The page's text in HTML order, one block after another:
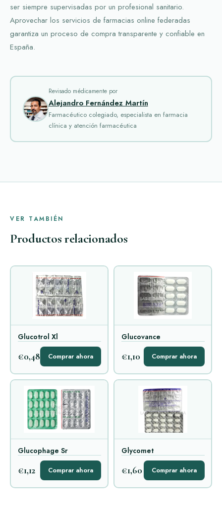
ser siempre supervisadas por un profesional sanitario.
Aprovechar los servicios de farmacias online federadas
garantiza un proceso de compra transparente y confiable en
España.
Revisado médicamente por
Alejandro Fernández Martín
Farmacéutico colegiado, especialista en farmacia
clínica y atención farmacéutica
VER TAMBIÉN
Productos relacionados
Glucotrol Xl
€0,48 Comprar ahora
Glucovance
€1,10 Comprar ahora
Glucophage Sr
€1,12 Comprar ahora
Glycomet
€1,60 Comprar ahora